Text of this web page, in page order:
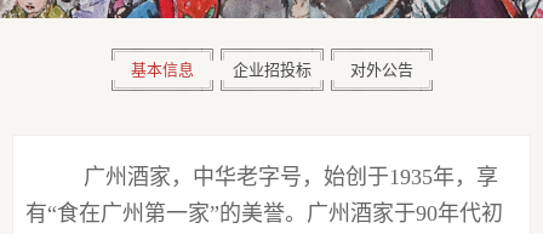
基本信息 企业招投标 对外公告
广州酒家，中华老字号，始创于1935年， 享
有“食在广州第一家”的美誉。广州酒家于90年代初